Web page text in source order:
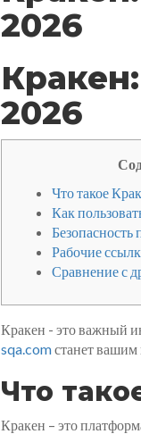
2026
2026
Что такое
Как
Безопасность
Рабочие
Сравнение с
Кракен - это важный
sqa.comстанет
Что
Кракен – это